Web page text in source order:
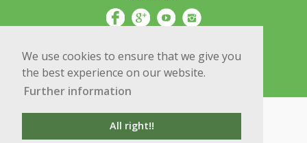
We use cookies to ensure that we give you
the best experience on our website.
Further information
All right!!
Copyright © 2020 BME Építőmérnöki Kar
1111 Budapest, Műegyetem rkp. 3.